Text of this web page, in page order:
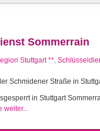
Sommerrain
Stuttgart **,
Schmidener Straße in
in Stuttgart
weiter...